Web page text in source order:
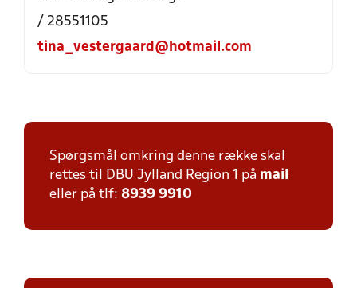
/ 28551105
tina_vestergaard@hotmail.com
Spørgsmål omkring denne række skal
rettes til DBU Jylland Region 1 på mail
eller på tlf: 8939 9910